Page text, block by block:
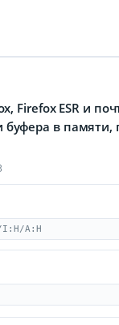
Firefox ESR и
буфера в
I:H/A:H